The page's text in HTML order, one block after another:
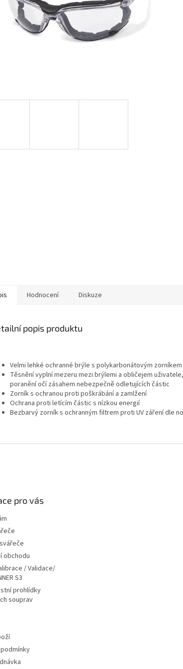
Hodnocení Diskuze
popis produktu
Velmi lehké ochranné brýle s polykarbonátovým zorníkem
Těsnění vyplní mezeru mezi brýlemi a obličejem
poranění očí zásahem nebezpečně odletujících částic
Zorník s ochranou proti poškrábání a zamlžení
Ochrana proti letícím částic s nízkou energií
Bezbarvý zorník s ochranným filtrem proti UV záření dle
pro vás
obchodu
/ Validace/
S3
prohlídky
souprav